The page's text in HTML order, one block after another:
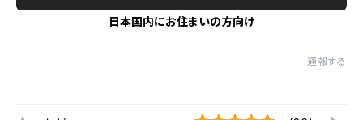
日本国内にお住まいの方向け
通報する